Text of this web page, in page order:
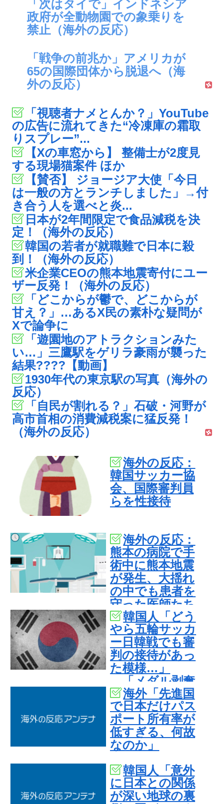
「次はタイで」インドネシア
政府が全動物園での象乗りを
禁止（海外の反応）
「戦争の前兆か」アメリカが
65の国際団体から脱退へ（海
外の反応）
「視聴者ナメとんか？」YouTube
の広告に流れてきた“冷凍庫の霜取
りスプレー”...
【Xの車窓から】 整備士が2度見
する現場猫案件 ほか
【賛否】 ジョージア大使「今日
は一般の方とランチしました」→付
き合う人を選べと炎...
日本が2年間限定で食品減税を決
定！（海外の反応）
韓国の若者が就職難で日本に殺
到！（海外の反応）
米企業CEOの熊本地震寄付にユー
ザー反発！（海外の反応）
「どこからが鬱で、どこからが
甘え？」…あるX民の素朴な疑問が
Xで論争に
「遊園地のアトラクションみた
い…」三鷹駅をゲリラ豪雨が襲った
結果????【動画】
1930年代の東京駅の写真（海外の
反応）
「自民が割れる？」石破・河野が
高市首相の消費減税案に猛反発！
（海外の反応）
海外の反応：
韓国サッカー協
会、国際審判員
らを性接待
海外の反応：
熊本の病院で手
術中に熊本地震
が発生、大揺れ
の中でも患者を
守った医師たち
の対応ぶりに海
外大絶賛
韓国人「どう
やら五輪サッカ
ー日韓戦でも審
判の接待があっ
た模様…」
→「メダル剥奪
なのでは…？
（ﾌﾞﾙﾌﾞﾙ」＝韓
国の反応
海外「先進国
で日本だけパス
ポート所有率が
低すぎる、何故
なのか」
韓国人「意外
に日本との関係
が深い地球の裏